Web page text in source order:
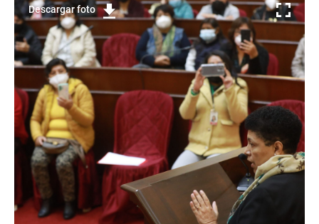
Descargar foto